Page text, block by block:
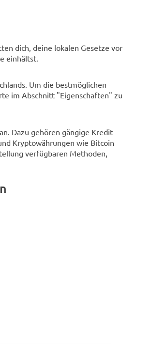
dich, deine lokalen Gesetze vor
einhältst.
Um die bestmöglichen
im Abschnitt "Eigenschaften" zu
Dazu gehören gängige Kredit-
Kryptowährungen wie Bitcoin
verfügbaren Methoden,